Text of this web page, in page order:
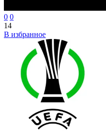
0 0
14
В избранное